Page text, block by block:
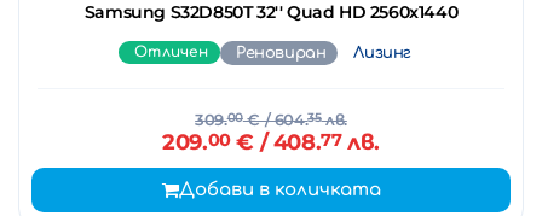
Samsung S32D850T 32'' Quad HD 2560x1440
Отличен Реновиран Лизинг
309.00€/ 604.35лв.
209.00€ / 408.77лв.
Добави в количката